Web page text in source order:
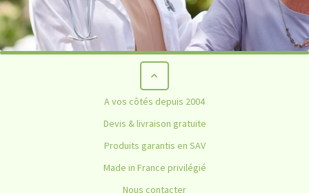
A vos côtés depuis 2004
Devis & livraison gratuite
Produits garantis en SAV
Made in France privilégié
Nous contacter